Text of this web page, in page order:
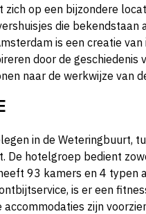
op een bijzondere
die bekendstaan
is een creatie
door de geschiedenis
naar de werkwijze van
in de Weteringbuurt,
De hotelgroep bedient
93 kamers en 4 typen
is er een
zijn